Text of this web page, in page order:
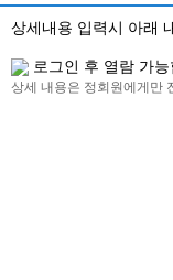
상세내용 입력시 아래
로그인 후 열람 가능
상세 내용은 정회원에게만